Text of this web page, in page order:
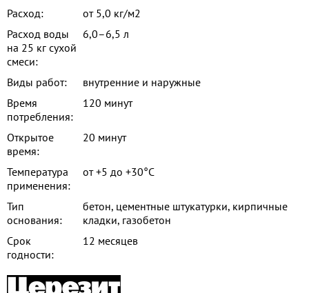
Расход:
от 5,0 кг/м2
Расход воды
на 25 кг сухой
смеси:
6,0–6,5 л
Виды работ:
внутренние и наружные
Время
потребления:
120 минут
Открытое
время:
20 минут
Температура
применения:
от +5 до +30°С
Тип
основания:
бетон, цементные штукатурки, кирпичные
кладки, газобетон
Срок
годности:
12 месяцев